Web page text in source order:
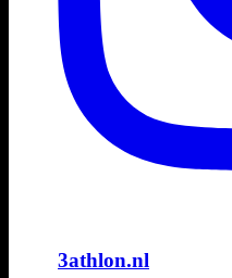
3athlon.nl